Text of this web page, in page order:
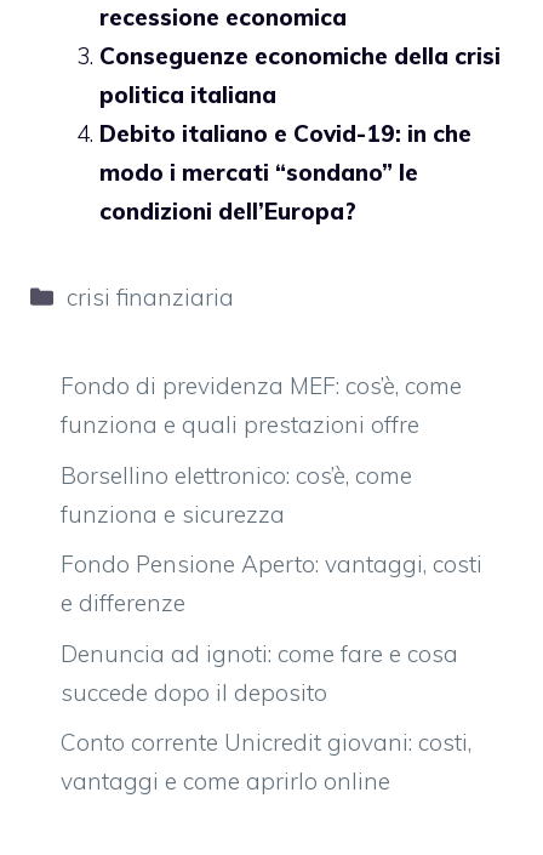
recessione economica
Conseguenze economiche della crisi
politica italiana
Debito italiano e Covid-19: in che
modo i mercati “sondano” le
condizioni dell’Europa?
Categorie
crisi finanziaria
Fondo di previdenza MEF: cos’è, come
funziona e quali prestazioni offre
Borsellino elettronico: cos’è, come
funziona e sicurezza
Fondo Pensione Aperto: vantaggi, costi
e differenze
Denuncia ad ignoti: come fare e cosa
succede dopo il deposito
Conto corrente Unicredit giovani: costi,
vantaggi e come aprirlo online